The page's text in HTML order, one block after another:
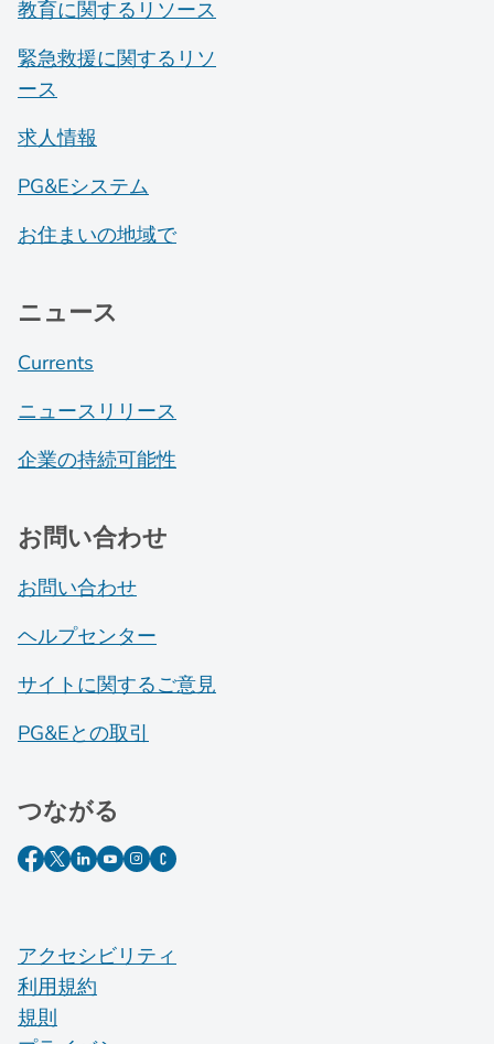
教育に関するリソース
緊急救援に関するリソ
ース
求人情報
PG&Eシステム
お住まいの地域で
ニュース
Currents
ニュースリリース
企業の持続可能性
お問い合わせ
お問い合わせ
ヘルプセンター
サイトに関するご意見
PG&Eとの取引
つながる
アクセシビリティ
利用規約
規則